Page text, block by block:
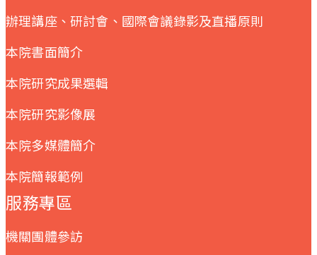
辦理講座、研討會、國際會議錄影及直播原則
本院書面簡介
本院研究成果選輯
本院研究影像展
本院多媒體簡介
本院簡報範例
服務專區
機關團體參訪